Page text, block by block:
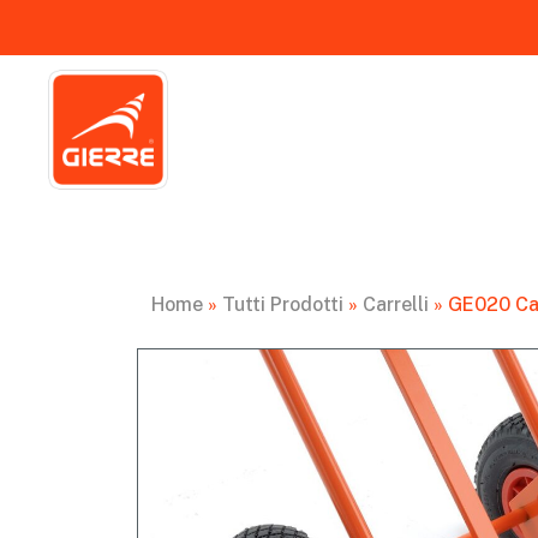
Home » Tutti Prodotti » Carrelli » GE020